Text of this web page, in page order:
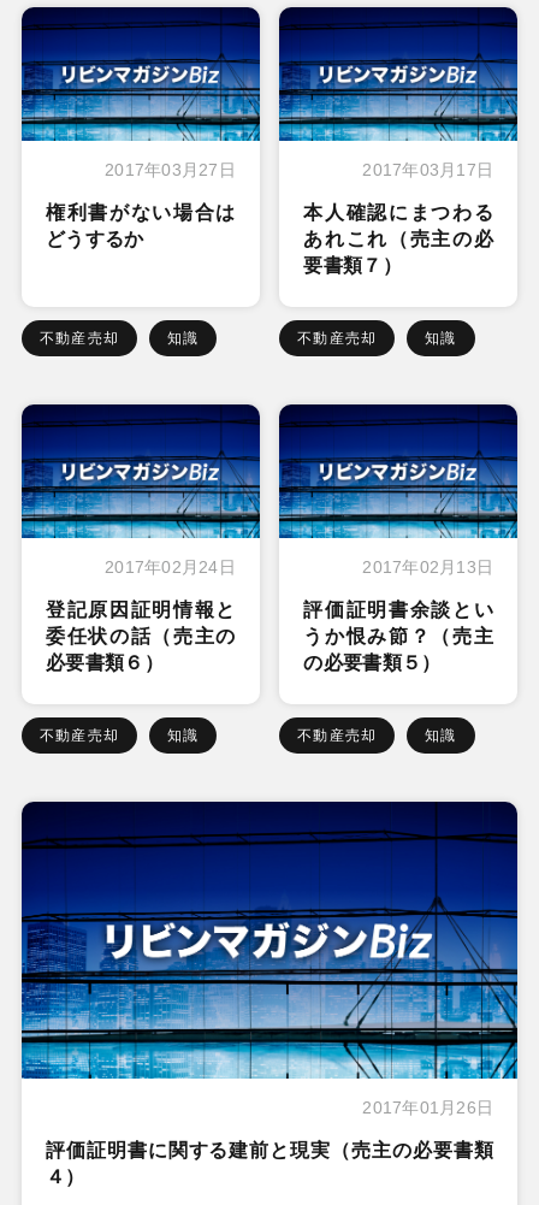
2017年03月27日
権利書がない場合は
どうするか
不動産売却 知識
2017年03月17日
本人確認にまつわる
あれこれ（売主の必
要書類７）
不動産売却 知識
2017年02月24日
登記原因証明情報と
委任状の話（売主の
必要書類６）
不動産売却 知識
2017年02月13日
評価証明書余談とい
うか恨み節？（売主
の必要書類５）
不動産売却 知識
2017年01月26日
評価証明書に関する建前と現実（売主の必要書類
４）